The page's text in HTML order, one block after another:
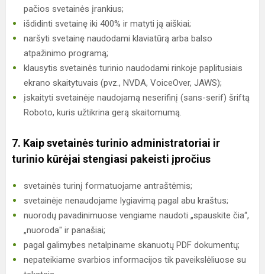
pačios svetainės įrankius;
išdidinti svetainę iki 400% ir matyti ją aiškiai;
naršyti svetainę naudodami klaviatūrą arba balso
atpažinimo programą;
klausytis svetainės turinio naudodami rinkoje paplitusiais
ekrano skaitytuvais (pvz., NVDA, VoiceOver, JAWS);
įskaityti svetainėje naudojamą neserifinį (sans-serif) šriftą
Roboto, kuris užtikrina gerą skaitomumą.
7. Kaip svetainės turinio administratoriai ir
turinio kūrėjai stengiasi pakeisti įpročius
svetainės turinį formatuojame antraštėmis;
svetainėje nenaudojame lygiavimą pagal abu kraštus;
nuorodų pavadinimuose vengiame naudoti „spauskite čia“,
„nuoroda" ir panašiai;
pagal galimybes netalpiname skanuotų PDF dokumentų;
nepateikiame svarbios informacijos tik paveikslėliuose su